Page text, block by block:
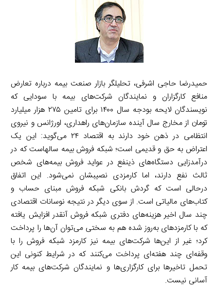
حمیدرضا حاجی اشرفی، تحلیلگر بازار صنعت بیمه درباره تعارض
منافع کارگزاران و نمایندگان شرکت‌های بیمه با سودایی که
نویسندگان لایحه بودجه سال ۱۴۰۰ برای تامین ۲۷۵ هزار میلیارد
تومان از مخارج سال آینده سازمان‌های راهداری، اورژانس و نیروی
انتظامی در ذهن خود دارند به اقتصاد ۲۴ می‌گوید: این یک
اعتراض به حق و قدیمی است؛ شبکه فروش بیمه سالهاست که در
درآمدزایی دستگاه‌های ذینفع در عواید فروش بیمه‌های شخص
ثالث نفع دارند، اما کارمزدی نصیبشان نمی‌شود. این اتفاق
درحالی است که گردش بانکی شبکه فروش مبنای حساب و
کتاب‌های مالیاتی است. از سوی دیگر در نتیجه نوسانات اقتصادی
چند سال اخیر هزینه‌های دفتری شبکه فروش آنقدر افزایش یافته
که با کارمزدهای به‌روز شده هم به سختی می‌توان آن‌ها را پرداخت
کرد؛ غیر از این‌ها شرکت‌های بیمه نیز کارمزد شبکه فروش را با
وقفه‌ای چند هفته‌ای پرداخت می‌کنند که در شرایط کنونی این
تحمل تاخیرها برای کارگزاری‌ها و نمایندگان شرکت‌های بیمه کار
آسانی نیست.